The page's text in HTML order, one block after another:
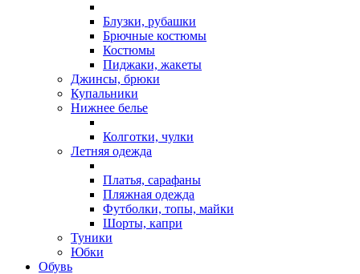
Блузки, рубашки
Брючные костюмы
Костюмы
Пиджаки, жакеты
Джинсы, брюки
Купальники
Нижнее белье
Колготки, чулки
Летняя одежда
Платья, сарафаны
Пляжная одежда
Футболки, топы, майки
Шорты, капри
Туники
Юбки
Обувь